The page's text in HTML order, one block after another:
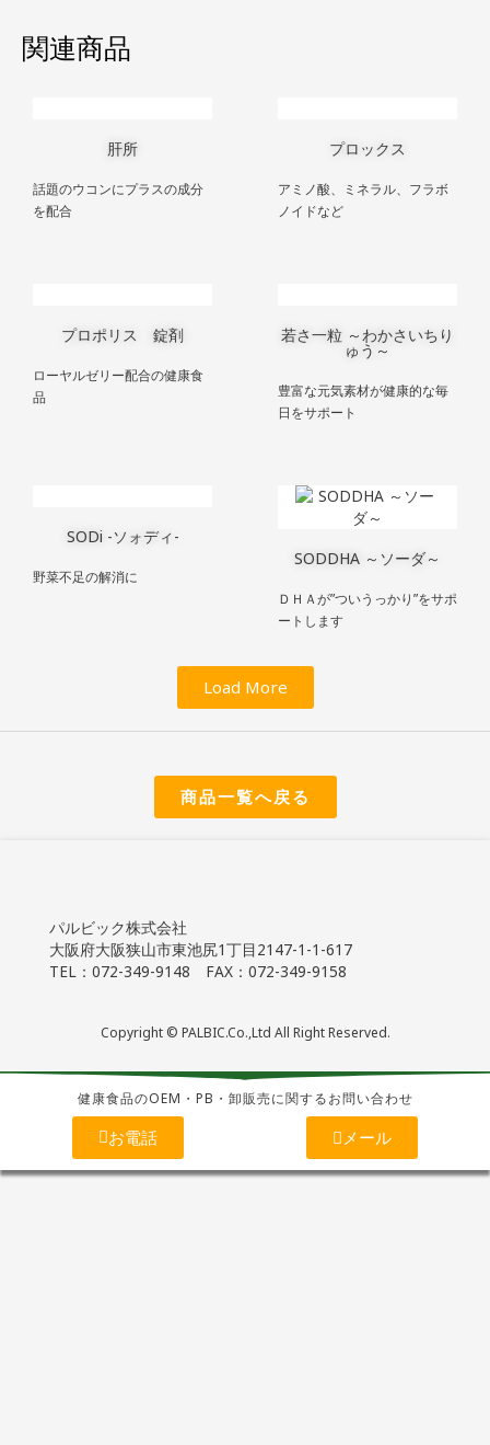
関連商品
肝所
話題のウコンにプラスの成分
を配合
プロックス
アミノ酸、ミネラル、フラボ
ノイドなど
プロポリス 錠剤
ローヤルゼリー配合の健康食
品
若さ一粒 ～わかさいちり
ゅう～
豊富な元気素材が健康的な毎
日をサポート
SODi -ソォディ-
野菜不足の解消に
SODDHA ～ソーダ～
ＤＨＡが”ついうっかり”をサポ
ートします
Load More
商品一覧へ戻る
パルビック株式会社
大阪府大阪狭山市東池尻1丁目2147-1-1-617
TEL：072-349-9148 FAX：072-349-9158
Copyright © PALBIC.Co.,Ltd All Right Reserved.
健康食品のOEM・PB・卸販売に関するお問い合わせ
お電話 メール